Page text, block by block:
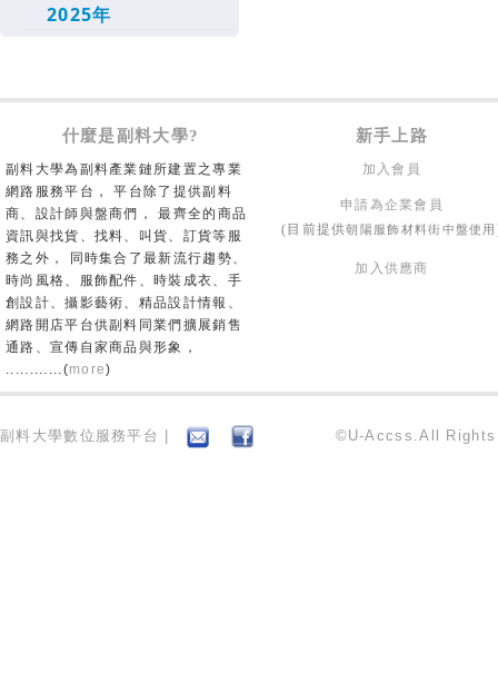
2025年
什麼是副料大學? 新手上路
副料大學為副料產業鏈所建置之專業
網路服務平台， 平台除了提供副料
商、設計師與盤商們， 最齊全的商品
資訊與找貨、找料、叫貨、訂貨等服
務之外， 同時集合了最新流行趨勢、
時尚風格、服飾配件、時裝成衣、手
創設計、攝影藝術、精品設計情報、
網路開店平台供副料同業們擴展銷售
通路、宣傳自家商品與形象，
............(more)
加入會員
申請為企業會員
(目前提供朝陽服飾材料街中盤使用
加入供應商
副料大學數位服務平台 | ©U-Accss.All Rights